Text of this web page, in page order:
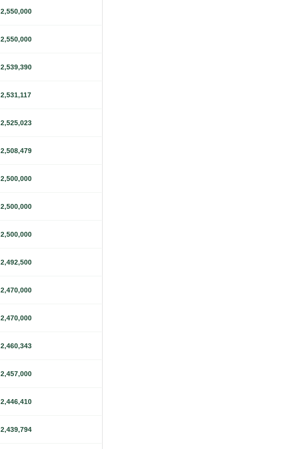
2,550,000
2,550,000
2,539,390
2,531,117
2,525,023
2,508,479
2,500,000
2,500,000
2,500,000
2,492,500
2,470,000
2,470,000
2,460,343
2,457,000
2,446,410
2,439,794